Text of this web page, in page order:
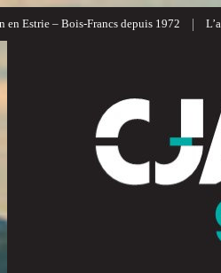
Estrie – Bois-Francs depuis 1972